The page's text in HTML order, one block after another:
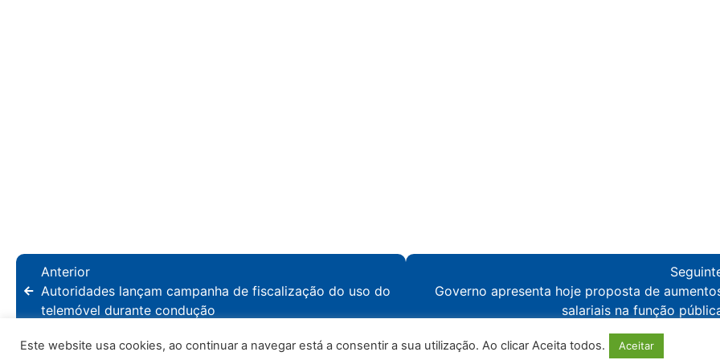
Anterior
Autoridades lançam campanha de fiscalização do uso do
telemóvel durante condução
Governo apresenta hoje proposta de
salariais na função
Este website usa cookies, ao continuar a navegar está a consentir a sua utilização. Ao clicar Aceita todos. Aceitar